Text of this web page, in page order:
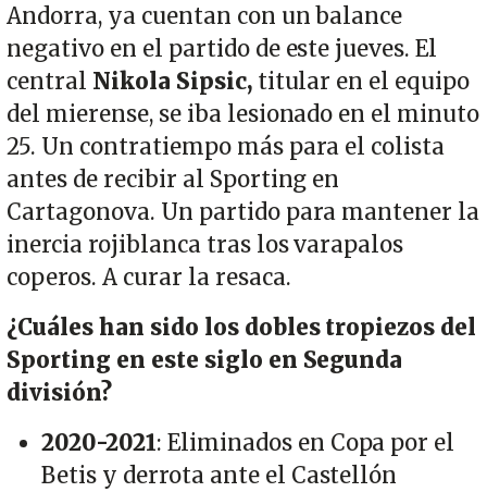
Andorra, ya cuentan con un balance
negativo en el partido de este jueves. El
central Nikola Sipsic,titular en el equipo
del mierense, se iba lesionado en el minuto
25. Un contratiempo más para el colista
antes de recibir al Sporting en
Cartagonova. Un partido para mantener la
inercia rojiblanca tras los varapalos
coperos. A curar la resaca.
¿Cuáles han sido los dobles tropiezos del
Sporting en este siglo en Segunda
división?
2020-2021: Eliminados en Copa por el
Betis y derrota ante el Castellón